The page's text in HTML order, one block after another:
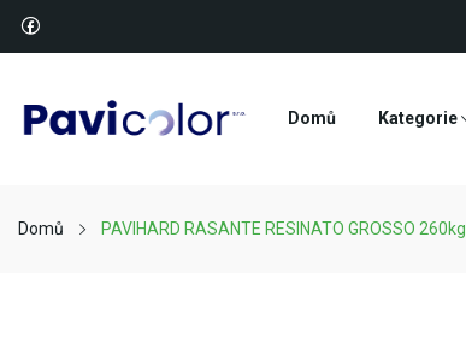
Domů Kategorie
Domů PAVIHARD RASANTE RESINATO GROSSO 260kg